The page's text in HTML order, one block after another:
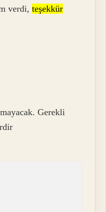
verdi,teşekkür
Gerekli